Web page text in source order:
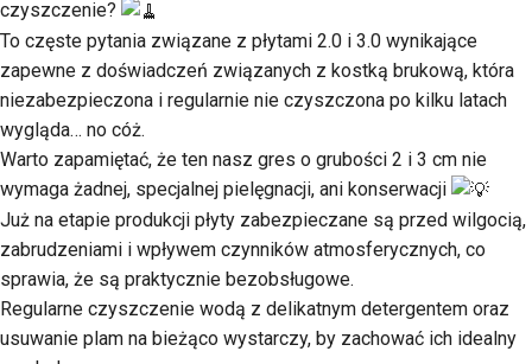
czyszczenie?
To częste pytania związane z płytami 2.0 i 3.0 wynikające
zapewne z doświadczeń związanych z kostką brukową, która
niezabezpieczona i regularnie nie czyszczona po kilku latach
wygląda… no cóż.
Warto zapamiętać, że ten nasz gres o grubości 2 i 3 cm nie
wymaga żadnej, specjalnej pielęgnacji, ani konserwacji
Już na etapie produkcji płyty zabezpieczane są przed wilgocią,
zabrudzeniami i wpływem czynników atmosferycznych, co
sprawia, że są praktycznie bezobsługowe.
Regularne czyszczenie wodą z delikatnym detergentem oraz
usuwanie plam na bieżąco wystarczy, by zachować ich idealny